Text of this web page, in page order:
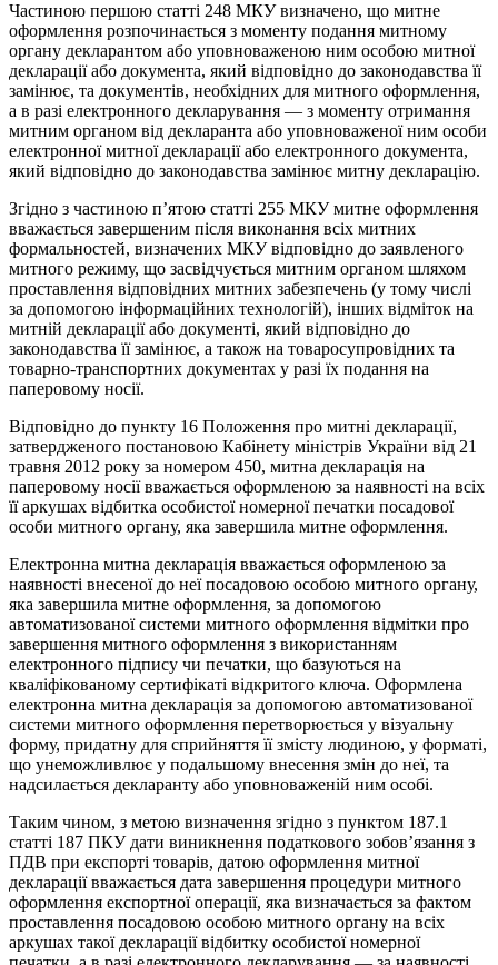
Частиною першою статті 248 МКУ визначено, що митне
оформлення розпочинається з моменту подання митному
органу декларантом або уповноваженою ним особою митної
декларації або документа, який відповідно до законодавства її
замінює, та документів, необхідних для митного оформлення,
а в разі електронного декларування — з моменту отримання
митним органом від декларанта або уповноваженої ним особи
електронної митної декларації або електронного документа,
який відповідно до законодавства замінює митну декларацію.
Згідно з частиною п’ятою статті 255 МКУ митне оформлення
вважається завершеним після виконання всіх митних
формальностей, визначених МКУ відповідно до заявленого
митного режиму, що засвідчується митним органом шляхом
проставлення відповідних митних забезпечень (у тому числі
за допомогою інформаційних технологій), інших відміток на
митній декларації або документі, який відповідно до
законодавства її замінює, а також на товаросупровідних та
товарно-транспортних документах у разі їх подання на
паперовому носії.
Відповідно до пункту 16 Положення про митні декларації,
затвердженого постановою Кабінету міністрів України від 21
травня 2012 року за номером 450, митна декларація на
паперовому носії вважається оформленою за наявності на всіх
її аркушах відбитка особистої номерної печатки посадової
особи митного органу, яка завершила митне оформлення.
Електронна митна декларація вважається оформленою за
наявності внесеної до неї посадовою особою митного органу,
яка завершила митне оформлення, за допомогою
автоматизованої системи митного оформлення відмітки про
завершення митного оформлення з використанням
електронного підпису чи печатки, що базуються на
кваліфікованому сертифікаті відкритого ключа. Оформлена
електронна митна декларація за допомогою автоматизованої
системи митного оформлення перетворюється у візуальну
форму, придатну для сприйняття її змісту людиною, у форматі,
що унеможливлює у подальшому внесення змін до неї, та
надсилається декларанту або уповноваженій ним особі.
Таким чином, з метою визначення згідно з пунктом 187.1
статті 187 ПКУ дати виникнення податкового зобов’язання з
ПДВ при експорті товарів, датою оформлення митної
декларації вважається дата завершення процедури митного
оформлення експортної операції, яка визначається за фактом
проставлення посадовою особою митного органу на всіх
аркушах такої декларації відбитку особистої номерної